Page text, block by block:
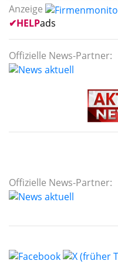
Anzeige
✔HELPads
Offizielle News-Partner:
Offizielle News-Partner: